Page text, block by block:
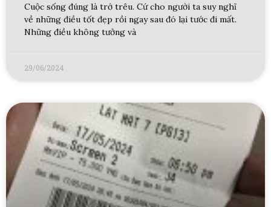
Cuộc sống đúng là trớ trêu. Cứ cho người ta suy nghĩ
về những điều tốt đẹp rồi ngay sau đó lại tước đi mất.
Những điều không tưởng và
29/06/2024